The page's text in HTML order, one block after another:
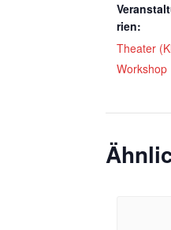
rien:
Theater
Workshop